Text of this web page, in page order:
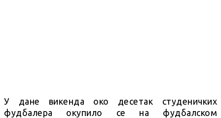
У дане викенда око десетак студеничких
фудбалера окупило се на фудбалском